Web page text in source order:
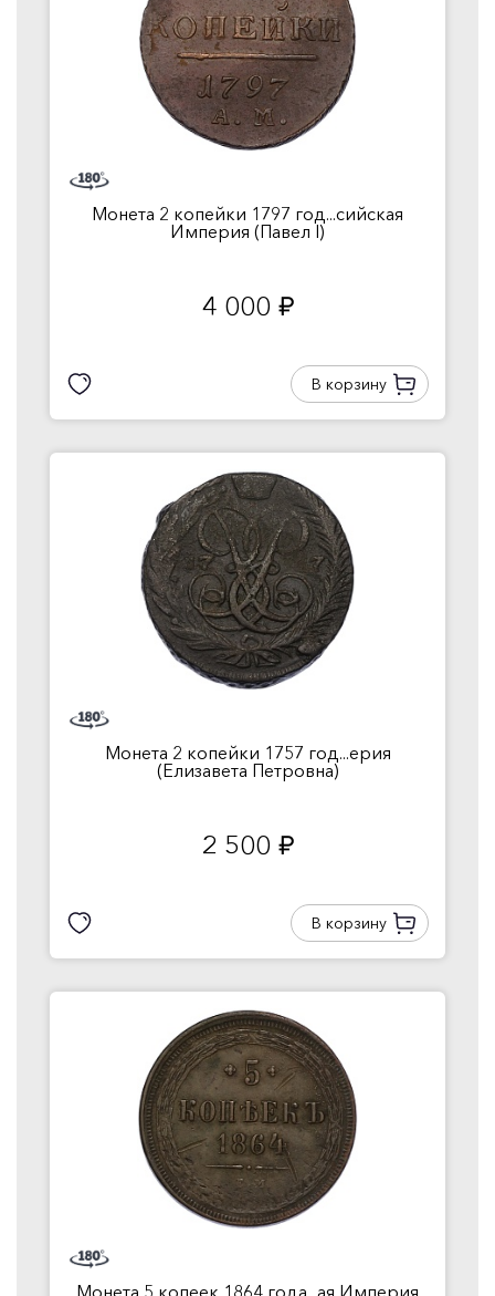
Монета 2 копейки 1797 год...сийская
Империя (Павел I)
4 000 руб.
В корзину
Монета 2 копейки 1757 год...ерия
(Елизавета Петровна)
2 500 руб.
В корзину
Монета 5 копеек 1864 года...ая Империя